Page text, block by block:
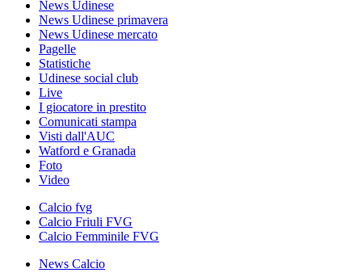
News Udinese
News Udinese primavera
News Udinese mercato
Pagelle
Statistiche
Udinese social club
Live
I giocatore in prestito
Comunicati stampa
Visti dall'AUC
Watford e Granada
Foto
Video
Calcio fvg
Calcio Friuli FVG
Calcio Femminile FVG
News Calcio